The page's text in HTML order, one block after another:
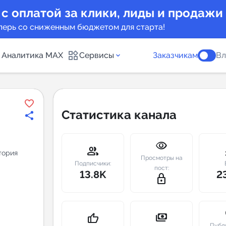
оплатой за клики, лиды и продажи
со сниженным бюджетом для старта!
Аналитика MAX Сервисы
Telegram
New
Заказчикам
Статистика канала
group
Подписчики:
13.8K
visibility
Просмотры на
пост:
lock_outline
thumb_up payments